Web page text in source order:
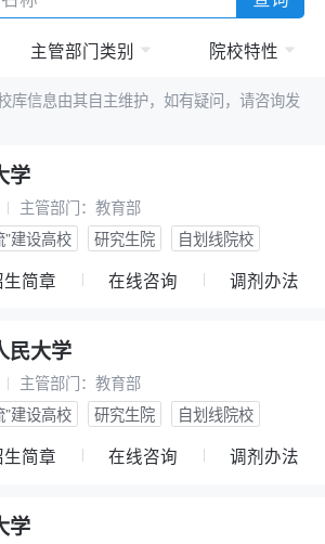
主管部门类别 院校特性
库信息由其自主维护，如有疑问，请咨询发
学
主管部门： 教育部
”建设高校
研究生院 自划线院校
简章 在线咨询 调剂办法
民大学
主管部门： 教育部
”建设高校
研究生院 自划线院校
简章 在线咨询 调剂办法
学